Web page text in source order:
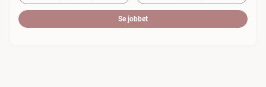
Se jobbet